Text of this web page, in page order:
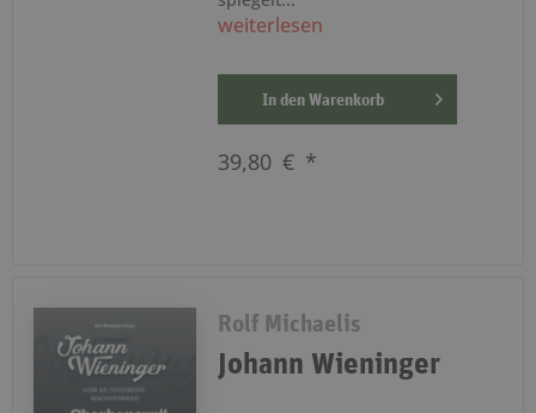
weiterlesen
In den Warenkorb
39,80 € *
Rolf Michaelis
Johann Wieninger